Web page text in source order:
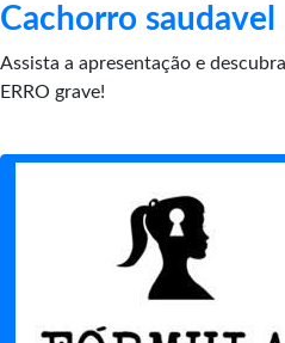
Cachorro saudavel
Assista a apresentação e
ERRO grave!